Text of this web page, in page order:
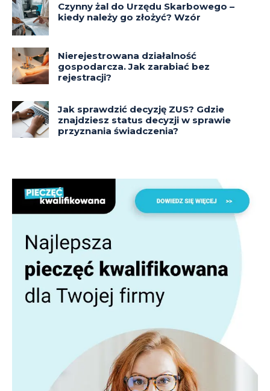
Czynny żal do Urzędu Skarbowego –
kiedy należy go złożyć? Wzór
Nierejestrowana działalność
gospodarcza. Jak zarabiać bez
rejestracji?
Jak sprawdzić decyzję ZUS? Gdzie
znajdziesz status decyzji w sprawie
przyznania świadczenia?